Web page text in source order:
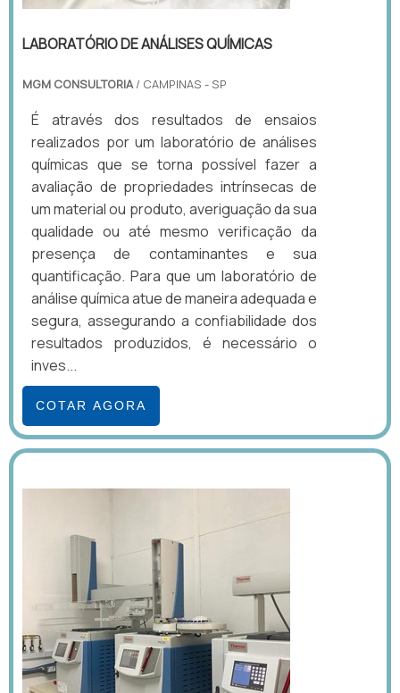
LABORATÓRIO DE ANÁLISES QUÍMICAS
MGM CONSULTORIA/ CAMPINAS - SP
É através dos resultados de ensaios
realizados por um laboratório de análises
químicas que se torna possível fazer a
avaliação de propriedades intrínsecas de
um material ou produto, averiguação da sua
qualidade ou até mesmo verificação da
presença de contaminantes e sua
quantificação. Para que um laboratório de
análise química atue de maneira adequada e
segura, assegurando a confiabilidade dos
resultados produzidos, é necessário o
inves...
COTAR AGORA